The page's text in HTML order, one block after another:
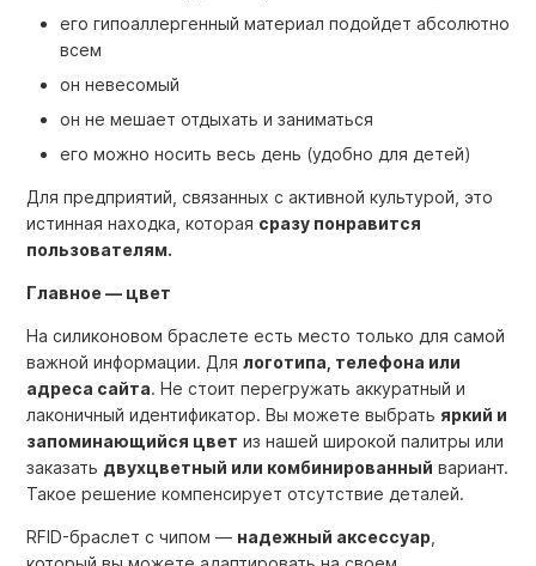
его гипоаллергенный материал подойдет абсолютно
всем
он невесомый
он не мешает отдыхать и заниматься
его можно носить весь день (удобно для детей)
Для предприятий, связанных с активной культурой, это
истинная находка, которая сразу понравится
пользователям.
Главное — цвет
На силиконовом браслете есть место только для самой
важной информации. Для логотипа, телефона или
адреса сайта. Не стоит перегружать аккуратный и
лаконичный идентификатор. Вы можете выбрать яркий и
запоминающийся цвет из нашей широкой палитры или
заказать двухцветный или комбинированный вариант.
Такое решение компенсирует отсутствие деталей.
RFID-браслет с чипом — надежный аксессуар